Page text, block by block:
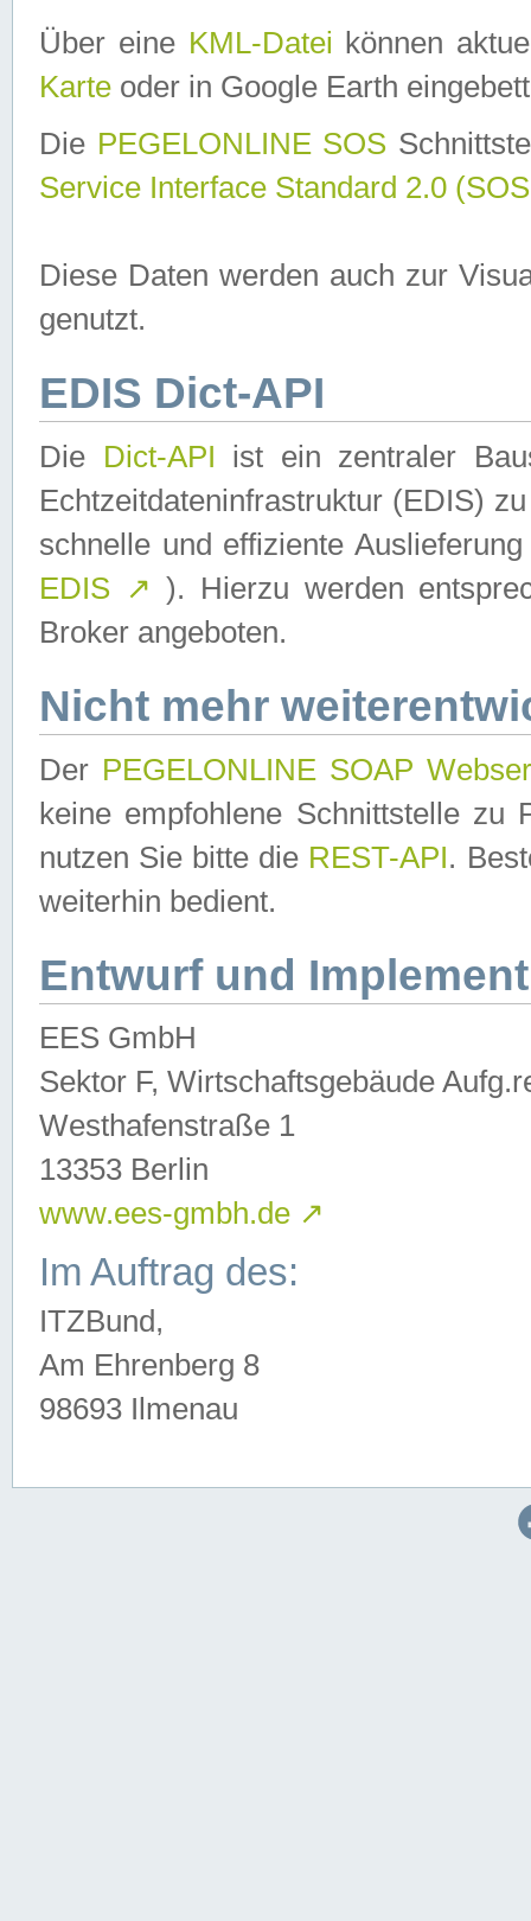
Über eine KML-Datei können
Karte oder in Google Earth
Die PEGELONLINE SOS
Service Interface Standard 2.0
Diese Daten werden auch zur
genutzt.
EDIS Dict-API
Die Dict-API ist ein zentraler
Echtzeitdateninfrastruktur (EDIS)
schnelle und effiziente
EDIS ↗ ). Hierzu werden
Broker angeboten.
Nicht mehr
Der PEGELONLINE SOAP
keine empfohlene Schnittstelle zu
nutzen Sie bitte die REST-API.
weiterhin bedient.
Entwurf und
EES GmbH
Sektor F, Wirtschaftsgebäude
Westhafenstraße 1
13353 Berlin
www.ees-gmbh.de ↗
Im Auftrag des:
ITZBund,
Am Ehrenberg 8
98693 Ilmenau